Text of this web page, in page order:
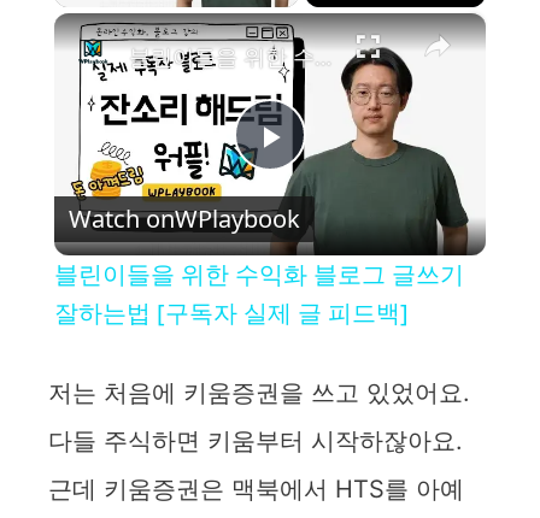
×
P
l
a
y
V
블린이들을 위한 수익화 블로그 글쓰기 잘하는법 [구독자 실제 글 피드백]
Watch onWPlaybook
블린이들을 위한 수익화 블로그 글쓰기
잘하는법 [구독자 실제 글 피드백]
저는 처음에 키움증권을 쓰고 있었어요.
다들 주식하면 키움부터 시작하잖아요.
근데 키움증권은 맥북에서 HTS를 아예